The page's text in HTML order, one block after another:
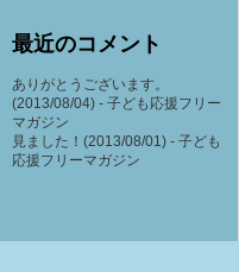
最近のコメント
ありがとうございます。
(2013/08/04) - 子ども応援フリー
マガジン
見ました！(2013/08/01) - 子ども
応援フリーマガジン